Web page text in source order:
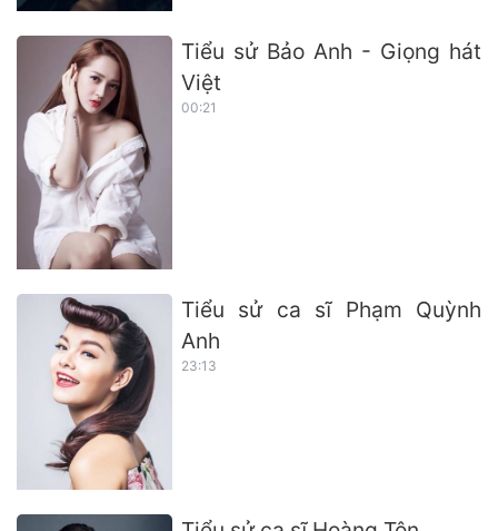
Tiểu sử Bảo Anh - Giọng hát
Việt
00:21
Tiểu sử ca sĩ Phạm Quỳnh
Anh
23:13